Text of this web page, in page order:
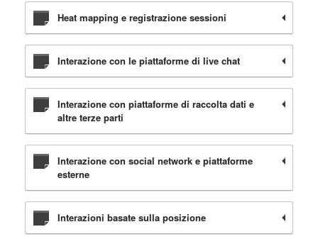
Heat mapping e registrazione sessioni
Interazione con le piattaforme di live chat
Interazione con piattaforme di raccolta dati e
altre terze parti
Interazione con social network e piattaforme
esterne
Interazioni basate sulla posizione